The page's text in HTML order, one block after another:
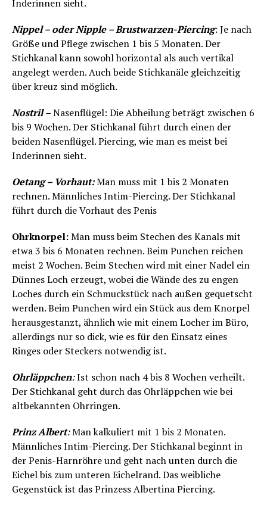
Inderinnen sieht.
Nippel – oder Nipple – Brustwarzen-Piercing: Je nach
Größe und Pflege zwischen 1 bis 5 Monaten. Der
Stichkanal kann sowohl horizontal als auch vertikal
angelegt werden. Auch beide Stichkanäle gleichzeitig
über kreuz sind möglich.
Nostril–Nasenflügel: Die Abheilung beträgt zwischen 6
bis 9 Wochen. Der Stichkanal führt durch einen der
beiden Nasenflügel. Piercing, wie man es meist bei
Inderinnen sieht.
Oetang – Vorhaut:Man muss mit 1 bis 2 Monaten
rechnen. Männliches Intim-Piercing. Der Stichkanal
führt durch die Vorhaut des Penis
Ohrknorpel:Man muss beim Stechen des Kanals mit
etwa 3 bis 6 Monaten rechnen. Beim Punchen reichen
meist 2 Wochen. Beim Stechen wird mit einer Nadel ein
Dünnes Loch erzeugt, wobei die Wände des zu engen
Loches durch ein Schmuckstück nach außen gequetscht
werden. Beim Punchen wird ein Stück aus dem Knorpel
herausgestanzt, ähnlich wie mit einem Locher im Büro,
allerdings nur so dick, wie es für den Einsatz eines
Ringes oder Steckers notwendig ist.
Ohrläppchen:Ist schon nach 4 bis 8 Wochen verheilt.
Der Stichkanal geht durch das Ohrläppchen wie bei
altbekannten Ohrringen.
Prinz Albert:Man kalkuliert mit 1 bis 2 Monaten.
Männliches Intim-Piercing. Der Stichkanal beginnt in
der Penis-Harnröhre und geht nach unten durch die
Eichel bis zum unteren Eichelrand. Das weibliche
Gegenstück ist das Prinzess Albertina Piercing.